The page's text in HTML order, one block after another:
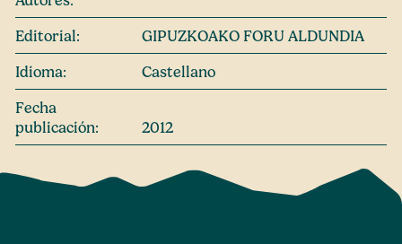
Editorial:
GIPUZKOAKO FORU ALDUNDIA
Idioma:
Castellano
Fecha
publicación:
2012